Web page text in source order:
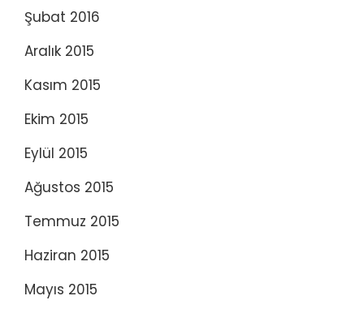
Şubat 2016
Aralık 2015
Kasım 2015
Ekim 2015
Eylül 2015
Ağustos 2015
Temmuz 2015
Haziran 2015
Mayıs 2015